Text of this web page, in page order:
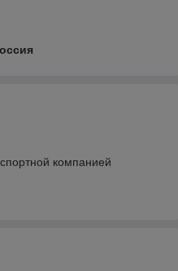
компанией